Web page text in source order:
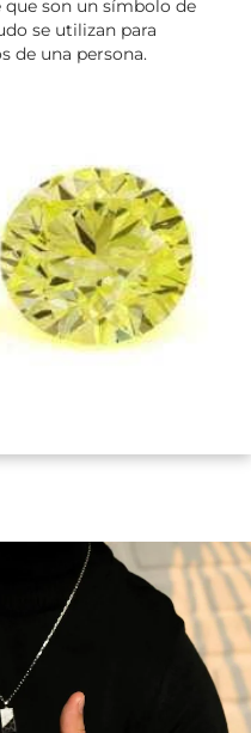
que son un símbolo de
se utilizan para
de una persona.